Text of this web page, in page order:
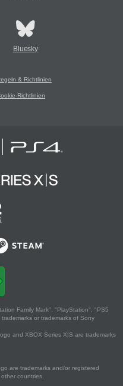
Bluesky
& Richtlinien
Richtlinien
Family Mark", "PlayStation", "PS5
or trademarks of Sony
and XBOX Series X|S are trademarks
are trademarks and/or registered
countries.